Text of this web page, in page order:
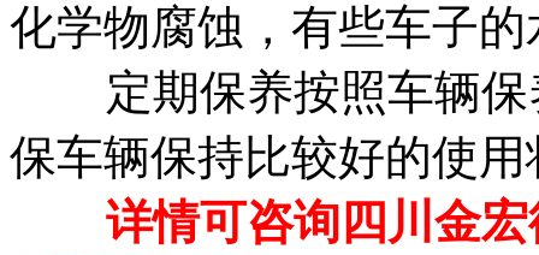
化学物腐蚀，有些车子
定期保养按照车辆
保车辆保持比较好的使
详情可咨询四川金